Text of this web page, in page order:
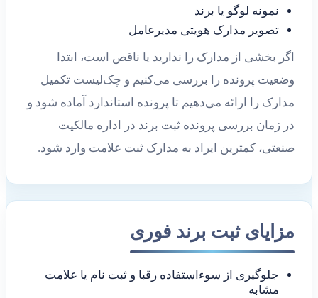
نمونه لوگو یا برند
تصویر مدارک هویتی مدیرعامل
اگر بخشی از مدارک را ندارید یا ناقص است، ابتدا
وضعیت پرونده را بررسی می‌کنیم و چک‌لیست تکمیل
مدارک را ارائه می‌دهیم تا پرونده استاندارد آماده شود و
در زمان بررسی پرونده ثبت برند در اداره مالکیت
صنعتی، کمترین ایراد به مدارک ثبت علامت وارد شود.
مزایای ثبت برند فوری
جلوگیری از سوءاستفاده رقبا و ثبت نام یا علامت
مشابه